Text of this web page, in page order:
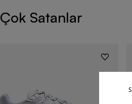
Çok Satanlar